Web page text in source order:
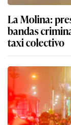
La Molina:
bandas
taxi colectivo